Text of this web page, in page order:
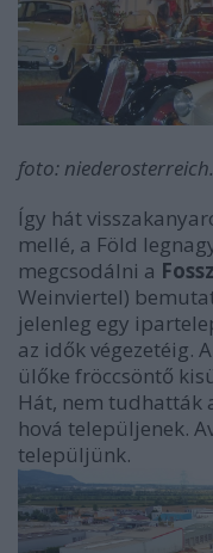
foto:
Így hát
mellé, a Föld
megcsodálni a
Weinviertel)
jelenleg egy
az idők végezetéig.
ülőke fröccsöntő
Hát, nem tudhatták
hová települjenek.
települjünk.